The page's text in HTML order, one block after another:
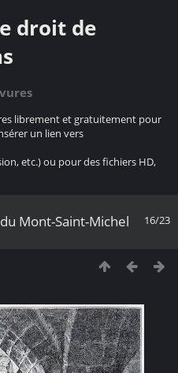
droit de
librement et gratuitement pour
un lien vers
etc.) ou pour des fichiers HD,
16/23
Mont-Saint-Michel